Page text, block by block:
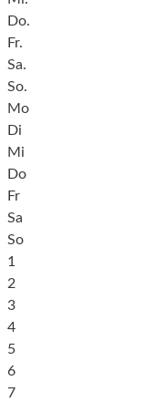
Do.
Fr.
Sa.
So.
Mo
Di
Mi
Do
Fr
Sa
So
1
2
3
4
5
6
7